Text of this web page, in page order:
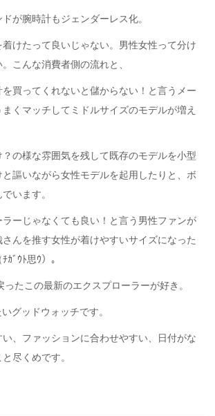
が腕時計もジェンダーレス化。
けたって良いじゃない。男性女性って分け
こんな消費者側の流れと、
買ってくれないと儲からない！と言うメー
くマッチしてミドルサイズのモデルが増え
の様な雰囲気を残して既存のモデルを小型
謳いながら女性モデルを起用したりと、ボ
います。
ーじゃなくても良い！と言う男性ファンが
んを推す女性が着けやすいサイズになった
ﾞｳﾄ思ｳ）。
たこの最新のエクスプローラーが好き。
グッドウォッチです。
、ファッションに合わせやすい、日付がな
尽くめです。